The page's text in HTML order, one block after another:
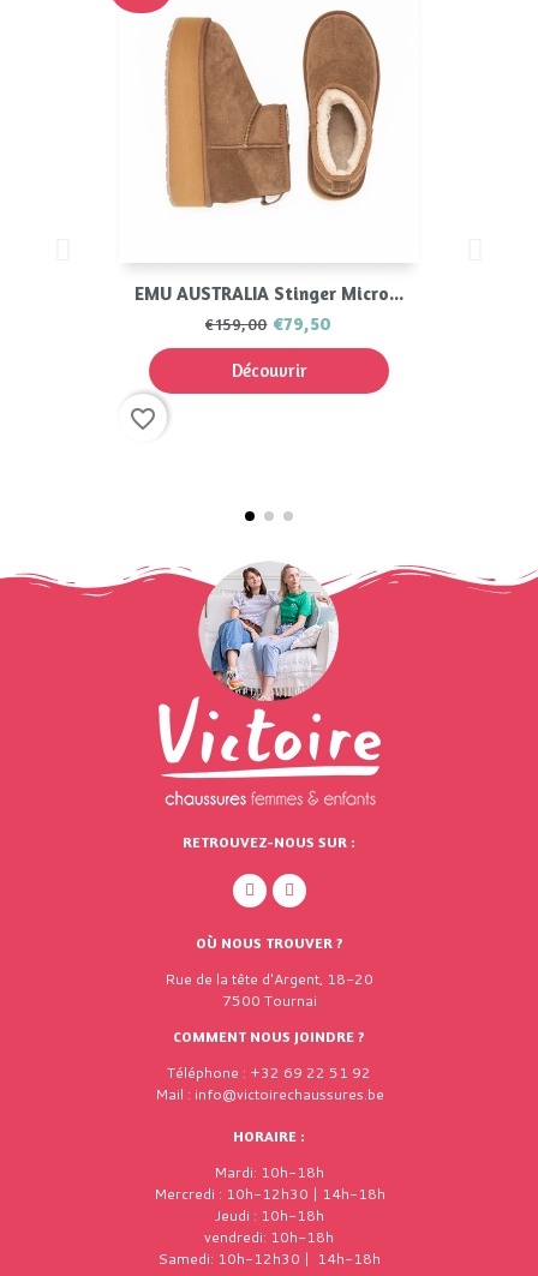
EMU AUSTRALIA Stinger Micro...
€159,00 €79,50
Découvrir
favorite_border
RETROUVEZ-NOUS SUR :
OÙ NOUS TROUVER ?
Rue de la tête d'Argent, 18-20
7500 Tournai
COMMENT NOUS JOINDRE ?
Téléphone : +32 69 22 51 92
Mail : info@victoirechaussures.be
HORAIRE :
Mardi: 10h-18h
Mercredi : 10h-12h30 | 14h-18h
Jeudi : 10h-18h
vendredi: 10h-18h
Samedi: 10h-12h30 | 14h-18h